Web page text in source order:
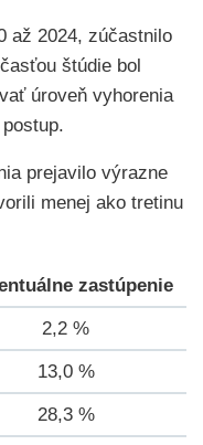
až 2024, zúčastnilo
štúdie bol
úroveň vyhorenia
prejavilo výrazne
menej ako tretinu
zastúpenie
2,2 %
13,0 %
28,3 %